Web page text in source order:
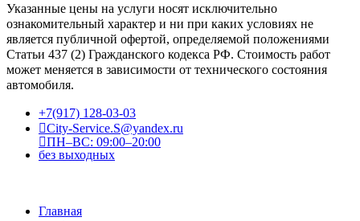
Указанные цены на услуги носят исключительно
ознакомительный характер и ни при каких условиях не
является публичной офертой, определяемой положениями
Статьи 437 (2) Гражданского кодекса РФ. Стоимость работ
может меняется в зависимости от технического состояния
автомобиля.
+7(917) 128-03-03
City-Service.S@yandex.ru
ПН–ВС: 09:00–20:00
без выходных
Главная